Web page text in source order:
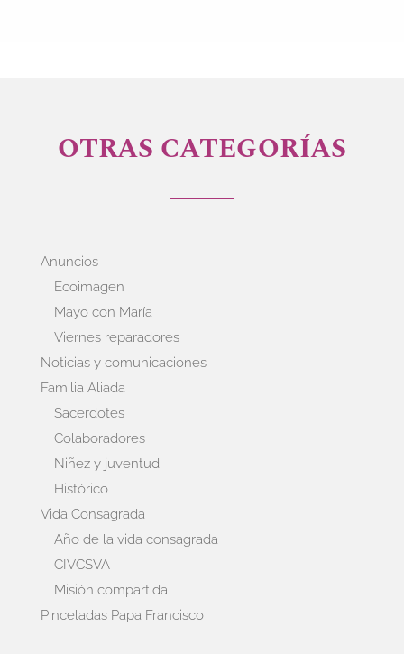
OTRAS CATEGORÍAS
Anuncios
Ecoimagen
Mayo con María
Viernes reparadores
Noticias y comunicaciones
Familia Aliada
Sacerdotes
Colaboradores
Niñez y juventud
Histórico
Vida Consagrada
Año de la vida consagrada
CIVCSVA
Misión compartida
Pinceladas Papa Francisco